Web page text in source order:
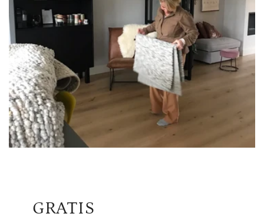
GRATIS